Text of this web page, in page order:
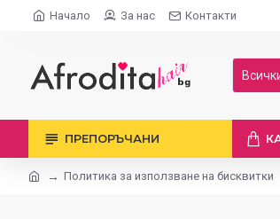
Начало За нас Контакти
ПРЕПОРЪЧАНИ
Πoлитика зa изпoлзвaнe нa бисквитĸи